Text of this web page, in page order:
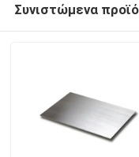
Συνιστώμενα